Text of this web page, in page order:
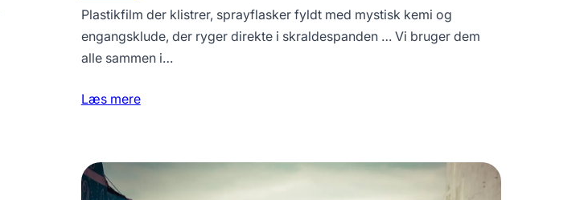
Plastikfilm der klistrer, sprayflasker fyldt med mystisk kemi og
engangsklude, der ryger direkte i skraldespanden … Vi bruger dem
alle sammen i…
Læs mere